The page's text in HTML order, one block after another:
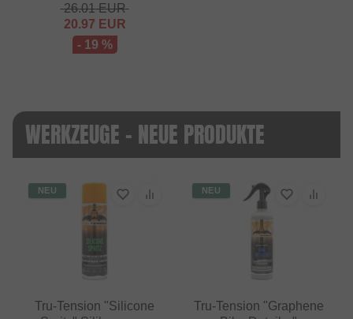
26.01EUR
20.97 EUR
- 19 %
WERKZEUGE - NEUE PRODUKTE
NEU
Tru-Tension "Silicone
NEU
Tru-Tension "Graphene